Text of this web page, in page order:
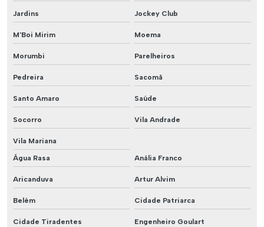
Jardins Jockey Club
M'Boi Mirim Moema
Morumbi Parelheiros
Pedreira Sacomã
Santo Amaro Saúde
Socorro Vila Andrade
Vila Mariana
Água Rasa Anália Franco
Aricanduva Artur Alvim
Belém Cidade Patriarca
Cidade Tiradentes Engenheiro Goulart